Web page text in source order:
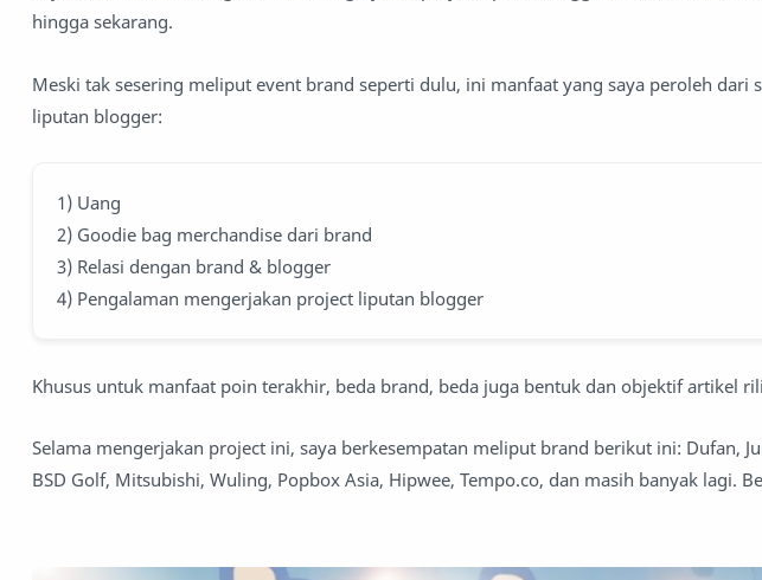
hingga sekarang.
Meski tak sesering meliput event brand seperti dulu, ini manfaat yang saya peroleh dari
liputan blogger:
1) Uang
2) Goodie bag merchandise dari brand
3) Relasi dengan brand & blogger
4) Pengalaman mengerjakan project liputan blogger
Khusus untuk manfaat poin terakhir, beda brand, beda juga bentuk dan objektif artikel
Selama mengerjakan project ini, saya berkesempatan meliput brand berikut ini: Dufan,
BSD Golf, Mitsubishi, Wuling, Popbox Asia, Hipwee, Tempo.co, dan masih banyak lagi.